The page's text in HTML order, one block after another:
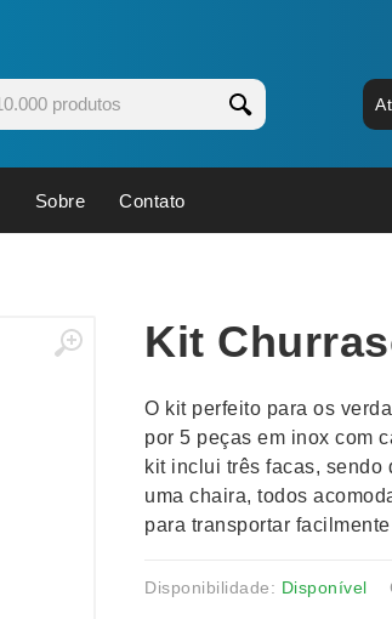
Cuidados Pessoais
Esporte e Jogos
Fones de
Kit
Kit Queijo
Lanternas
Sobre Contato
Kit
O kit perfeito para os
por 5 peças em inox com
kit inclui três facas, sendo
uma chaira, todos
para transportar
Disponibilidade: Disponível